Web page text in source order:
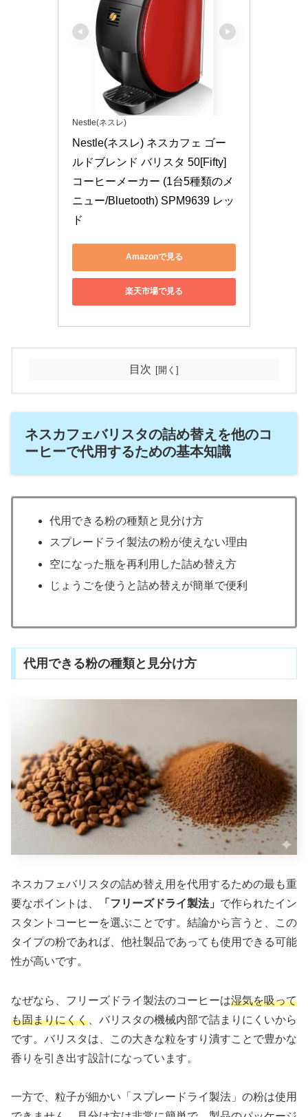
Nestle(ネスレ)
Nestle(ネスレ) ネスカフェ ゴー
ルドブレンド バリスタ 50[Fifty]
コーヒーメーカー (1台5種類のメ
ニュー/Bluetooth) SPM9639 レッ
ド
Amazonで見る
楽天市場で見る
目次
ネスカフェバリスタの詰め替えを他のコ
ーヒーで代用するための基本知識
代用できる粉の種類と見分け方
スプレードライ製法の粉が使えない理由
空になった瓶を再利用した詰め替え方
じょうごを使うと詰め替えが簡単で便利
代用できる粉の種類と見分け方
ネスカフェバリスタの詰め替え用を代用するための最も重
要なポイントは、
「フリーズドライ製法」 で作られたイン
スタントコーヒーを選ぶことです。結論から言うと、この
タイプの粉であれば、他社製品であっても使用できる可能
性が高いです。
なぜなら、フリーズドライ製法のコーヒーは湿気を吸って
も固まりにくく 、バリスタの機械内部で詰まりにくいから
です。バリスタは、この大きな粒をすり潰すことで豊かな
香りを引き出す設計になっています。
一方で、粒子が細かい「スプレードライ製法」の粉は使用